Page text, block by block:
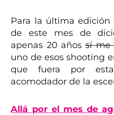
Para la última edición
de este mes de
apenas 20 añossí
uno de esos shooting
que fuera por
acomodador de la
Allá por el mes de